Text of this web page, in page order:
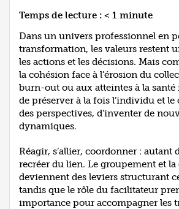
Temps de lecture : < 1 minute
Dans un univers professionnel en
transformation, les valeurs restent
les actions et les décisions. Mais
la cohésion face à l’érosion du
burn-out ou aux atteintes à la santé
de préserver à la fois l’individu et
des perspectives, d’inventer de
dynamiques.
Réagir, s’allier, coordonner : autant
recréer du lien. Le groupement et
deviennent des leviers structurant
tandis que le rôle du facilitateur
importance pour accompagner les